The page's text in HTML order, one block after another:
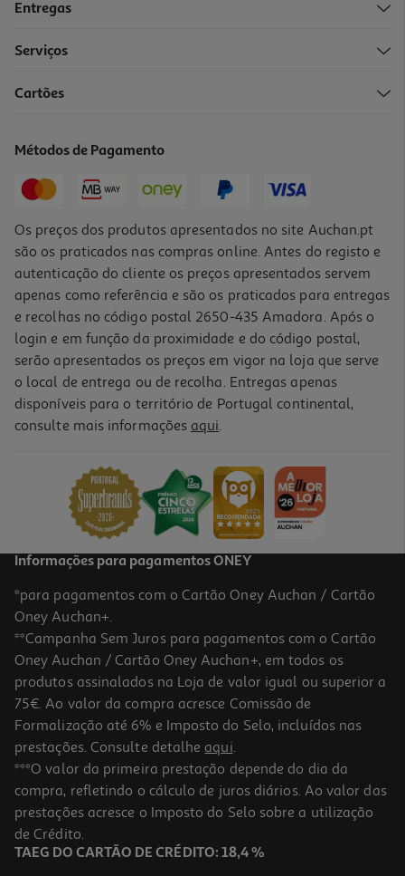
Comida Húmida Gato Schesir Frango 70g
5.0
Comida Húmida Gato Schesir Atum / Algas 70g
29.86 €/Kg
2,09 €
Entregas
Serviços
Cartões
Métodos de Pagamento
Os preços dos produtos apresentados no site Auchan.pt
são os praticados nas compras online. Antes do registo e
autenticação do cliente os preços apresentados servem
apenas como referência e são os praticados para entregas
e recolhas no código postal 2650-435 Amadora. Após o
login e em função da proximidade e do código postal,
serão apresentados os preços em vigor na loja que serve
o local de entrega ou de recolha. Entregas apenas
disponíveis para o território de Portugal continental,
consulte mais informações aqui.
Informações para pagamentos ONEY
*para pagamentos com o Cartão Oney Auchan / Cartão
Oney Auchan+.
**Campanha Sem Juros para pagamentos com o Cartão
Oney Auchan / Cartão Oney Auchan+, em todos os
produtos assinalados na Loja de valor igual ou superior a
75€. Ao valor da compra acresce Comissão de
Formalização até 6% e Imposto do Selo, incluídos nas
prestações. Consulte detalhe aqui.
***O valor da primeira prestação depende do dia da
compra, refletindo o cálculo de juros diários. Ao valor das
prestações acresce o Imposto do Selo sobre a utilização
de Crédito.
TAEG DO CARTÃO DE CRÉDITO: 18,4 %